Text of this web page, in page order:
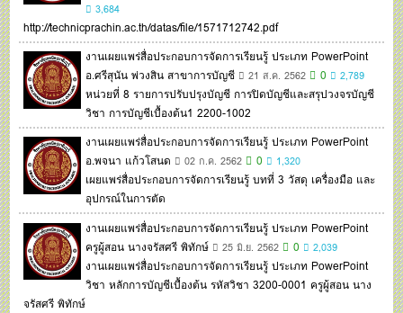
3,684
http://technicprachin.ac.th/datas/file/1571712742.pdf
งานเผยแพร่สื่อประกอบการจัดการเรียนรู้ ประเภท PowerPoint
อ.ศรีสุนัน พ่วงสิน สาขาการบัญชี
21 ส.ค. 2562 0 2,789
หน่วยที่ 8 รายการปรับปรุงบัญชี การปิดบัญชีและสรุปวงจรบัญชี
วิชา การบัญชีเบื้องต้น1 2200-1002
งานเผยแพร่สื่อประกอบการจัดการเรียนรู้ ประเภท PowerPoint
อ.พจนา แก้วโสนด
02 ก.ค. 2562 0 1,320
เผยแพร่สื่อประกอบการจัดการเรียนรู้ บทที่ 3 วัสดุ เครื่องมือ และ
อุปกรณ์ในการตัด
งานเผยแพร่สื่อประกอบการจัดการเรียนรู้ ประเภท PowerPoint
ครูผู้สอน นางจรัสศรี พิทักษ์
25 มิ.ย. 2562 0 2,039
งานเผยแพร่สื่อประกอบการจัดการเรียนรู้ ประเภท PowerPoint
วิชา หลักการบัญชีเบื้องต้น รหัสวิชา 3200-0001 ครูผู้สอน นาง
จรัสศรี พิทักษ์